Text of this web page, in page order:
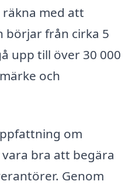
med att
börjar från cirka 5
upp till över 30 000
och
om
bra att begära
Genom